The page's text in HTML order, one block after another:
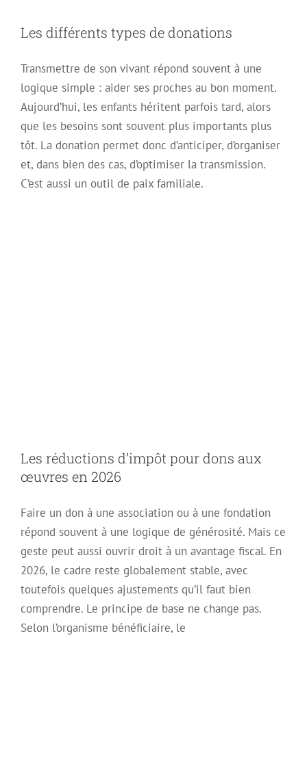
Les différents types de donations
Transmettre de son vivant répond souvent à une
logique simple : aider ses proches au bon moment.
Aujourd’hui, les enfants héritent parfois tard, alors
que les besoins sont souvent plus importants plus
tôt. La donation permet donc d’anticiper, d’organiser
et, dans bien des cas, d’optimiser la transmission.
C’est aussi un outil de paix familiale.
Les réductions d’impôt pour dons aux
œuvres en 2026
Faire un don à une association ou à une fondation
répond souvent à une logique de générosité. Mais ce
geste peut aussi ouvrir droit à un avantage fiscal. En
2026, le cadre reste globalement stable, avec
toutefois quelques ajustements qu’il faut bien
comprendre. Le principe de base ne change pas.
Selon l’organisme bénéficiaire, le